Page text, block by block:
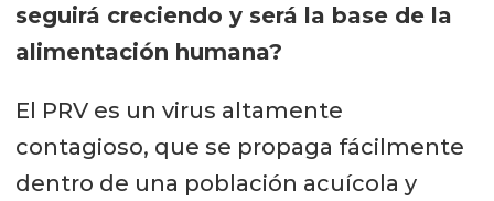
seguirá creciendo y será la base de la
alimentación humana?
El PRV es un virus altamente
contagioso, que se propaga fácilmente
dentro de una población acuícola y